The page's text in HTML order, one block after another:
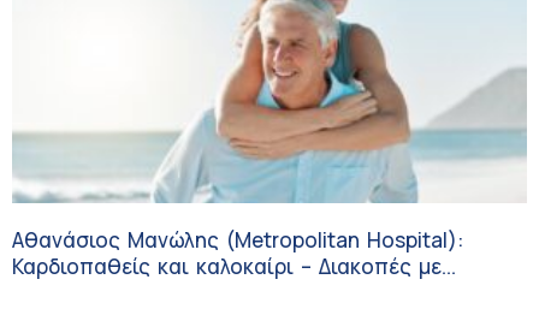
Αθανάσιος Μανώλης (Metropolitan Hospital):
Καρδιοπαθείς και καλοκαίρι – Διακοπές με